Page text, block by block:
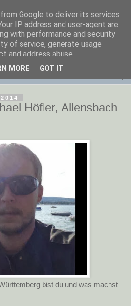
▼
Höfler, Allensbach
bist du und was machst
Google to deliver its services
IP address and user-agent are
with performance and security
of service, generate usage
and address abuse.
MORE GOT IT